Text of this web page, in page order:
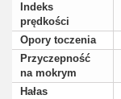
Indeks
prędkości
Opory toczenia
Przyczepność
na mokrym
Hałas